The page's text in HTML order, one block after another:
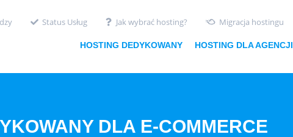
HOSTING DEDYKOWANY HOSTING DLA AGENCJI
Status Usług Jak wybrać hosting? Migracja hostingu
DLA E-COMMERCE